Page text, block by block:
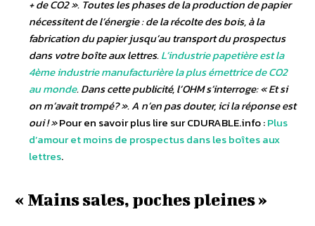
+ de CO2 ». Toutes les phases de la production de papier
nécessitent de l’énergie : de la récolte des bois, à la
fabrication du papier jusqu’au transport du prospectus
dans votre boîte aux lettres.L’industrie papetière est la
4ème industrie manufacturière la plus émettrice de CO2
au monde. Dans cette publicité, l’OHM s’interroge: « Et si
on m’avait trompé? ». A n’en pas douter, ici la réponse est
oui ! »Pour en savoir plus lire sur CDURABLE.info :Plus
d’amour et moins de prospectus dans les boîtes aux
lettres.
« Mains sales, poches pleines »